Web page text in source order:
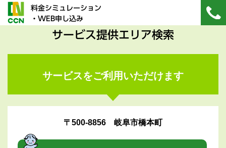
料金シミュレーション
・WEB申し込み
サービス提供エリア検索
サービスをご利用いただけます
〒500-8856 岐阜市橋本町